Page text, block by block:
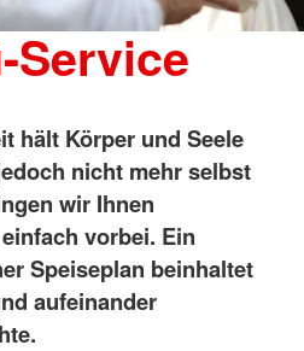
Service
hält Körper und Seele
nicht mehr selbst
wir Ihnen
vorbei. Ein
Speiseplan beinhaltet
aufeinander